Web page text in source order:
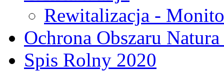
Rewitalizacja -
Ochrona Obszaru
Spis Rolny 2020